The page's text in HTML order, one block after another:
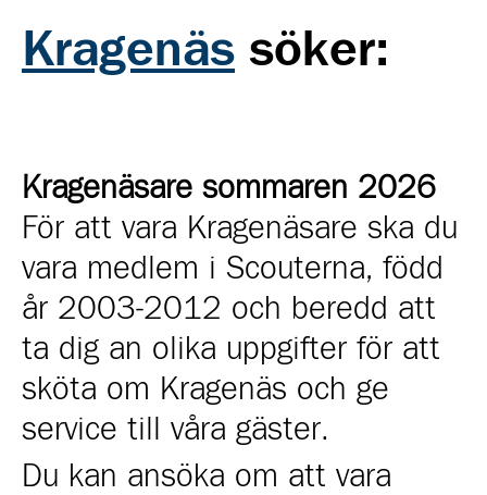
Kragenäs söker:
Kragenäsare sommaren 2026
För att vara Kragenäsare ska du
vara medlem i Scouterna, född
år 2003-2012 och beredd att
ta dig an olika uppgifter för att
sköta om Kragenäs och ge
service till våra gäster.
Du kan ansöka om att vara